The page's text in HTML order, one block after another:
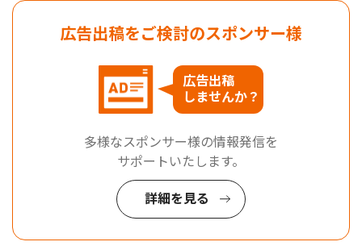
広告出稿をご検討のスポンサー様
広告出稿
しませんか？
多様なスポンサー様の情報発信を
サポートいたします。
詳細を見る